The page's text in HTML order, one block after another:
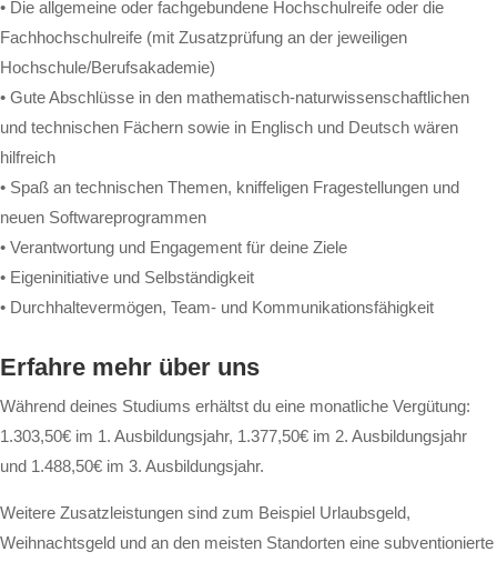
• Die allgemeine oder fachgebundene Hochschulreife oder die
Fachhochschulreife (mit Zusatzprüfung an der jeweiligen
Hochschule/Berufsakademie)
• Gute Abschlüsse in den mathematisch-naturwissenschaftlichen
und technischen Fächern sowie in Englisch und Deutsch wären
hilfreich
• Spaß an technischen Themen, kniffeligen Fragestellungen und
neuen Softwareprogrammen
• Verantwortung und Engagement für deine Ziele
• Eigeninitiative und Selbständigkeit
• Durchhaltevermögen, Team- und Kommunikationsfähigkeit
Erfahre mehr über uns
Während deines Studiums erhältst du eine monatliche Vergütung:
1.303,50€ im 1. Ausbildungsjahr, 1.377,50€ im 2. Ausbildungsjahr
und 1.488,50€ im 3. Ausbildungsjahr.
Weitere Zusatzleistungen sind zum Beispiel Urlaubsgeld,
Weihnachtsgeld und an den meisten Standorten eine subventionierte